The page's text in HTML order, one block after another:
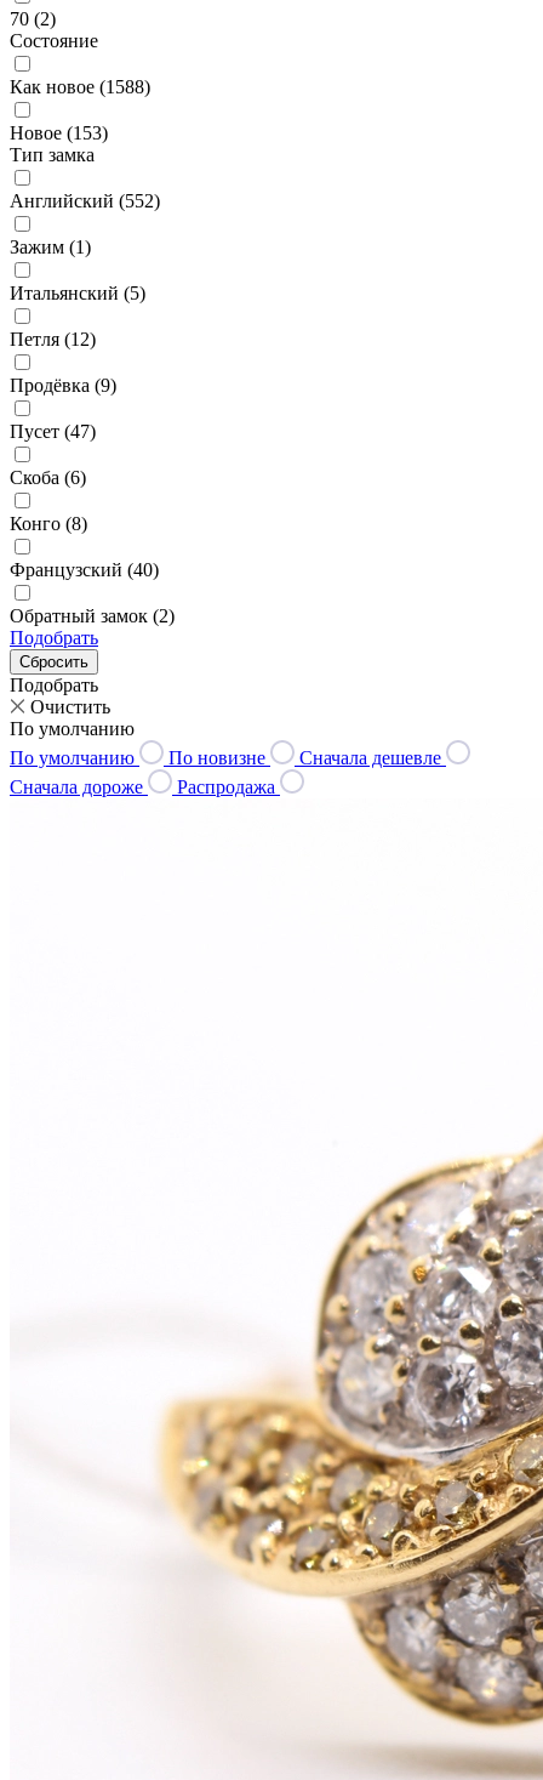
70 (2)
Состояние
Как новое (1588)
Новое (153)
Тип замка
Английский (552)
Зажим (1)
Итальянский (5)
Петля (12)
Продёвка (9)
Пусет (47)
Скоба (6)
Конго (8)
Французский (40)
Обратный замок (2)
Подобрать
Подобрать
Очистить
По умолчанию
По умолчанию
По новизне
Сначала дешевле
Сначала дороже
Распродажа